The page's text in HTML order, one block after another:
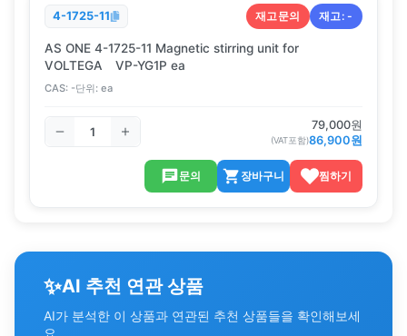
4-1725-11 재고문의 재고:-
AS ONE 4-1725-11 Magnetic stirring unit for
VOLTEGA VP-YG1P ea
CAS: -단위: ea
79,000원
(VAT포함)86,900원
문의 장바구니 찜하기
✨AI 추천 연관 상품
AI가 분석한 이 상품과 연관된 추천 상품들을 확인해보세